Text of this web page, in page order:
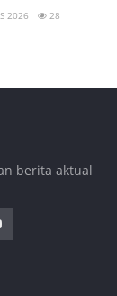
2026 28
berita aktual